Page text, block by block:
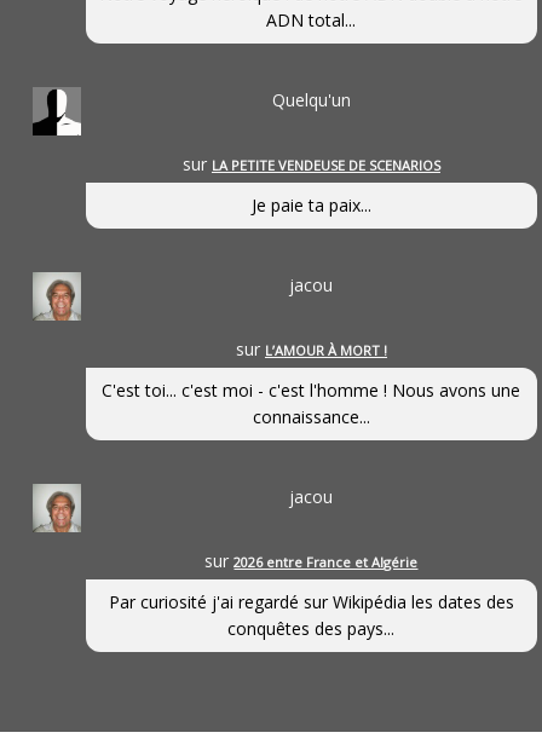
ADN total...
Quelqu'un
sur LA PETITE VENDEUSE DE SCENARIOS
Je paie ta paix...
jacou
sur L’AMOUR À MORT !
C'est toi... c'est moi - c'est l'homme ! Nous avons une
connaissance...
jacou
sur2026 entre France et Algérie
Par curiosité j'ai regardé sur Wikipédia les dates des
conquêtes des pays...